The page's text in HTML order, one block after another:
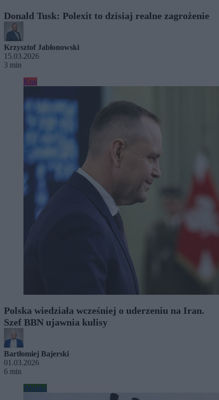
Donald Tusk: Polexit to dzisiaj realne zagrożenie
Krzysztof Jabłonowski
15.03.2026
3 min
Kraj
Polska wiedziała wcześniej o uderzeniu na Iran.
Szef BBN ujawnia kulisy
Bartłomiej Bajerski
01.03.2026
6 min
Wojsko